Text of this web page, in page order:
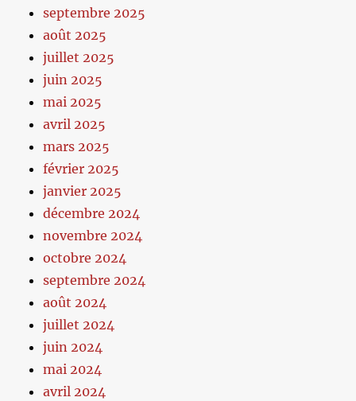
septembre 2025
août 2025
juillet 2025
juin 2025
mai 2025
avril 2025
mars 2025
février 2025
janvier 2025
décembre 2024
novembre 2024
octobre 2024
septembre 2024
août 2024
juillet 2024
juin 2024
mai 2024
avril 2024